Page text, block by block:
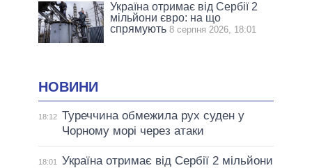
Україна отримає від Сербії 2
мільйони євро: на що
спрямують 8 серпня 2026, 18:01
НОВИНИ
18:12 Туреччина обмежила рух суден у
Чорному морі через атаки
18:01
Україна отримає від Сербії 2 мільйони